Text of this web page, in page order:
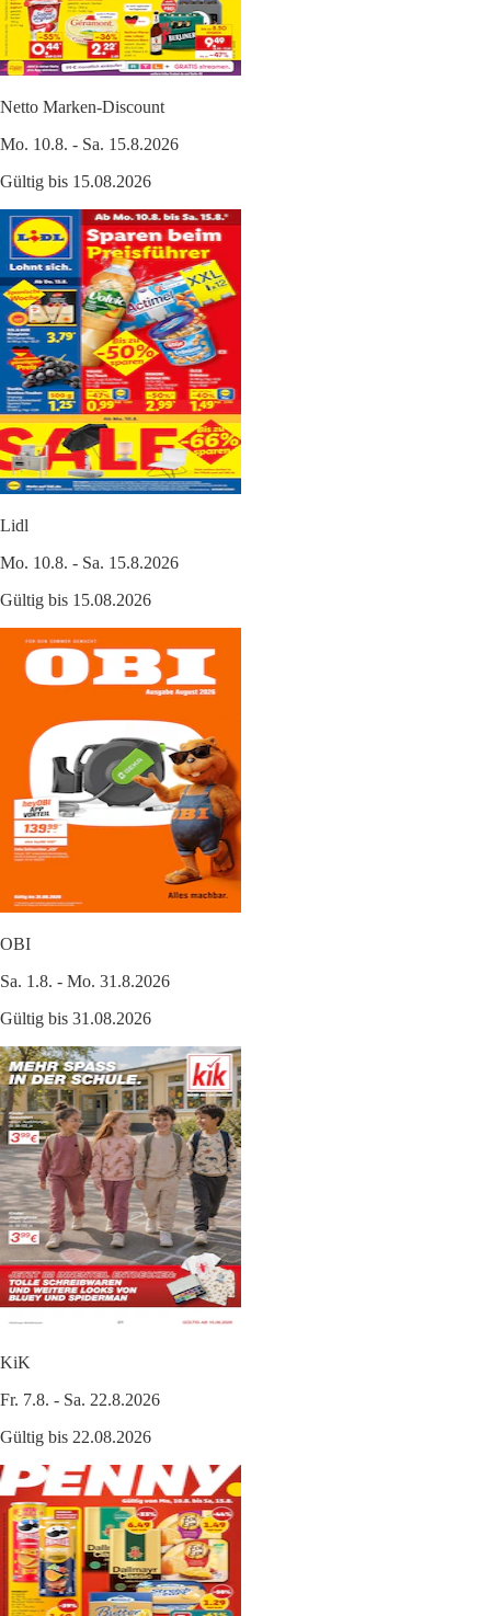
Netto Marken-Discount
Mo. 10.8. - Sa. 15.8.2026
Gültig bis 15.08.2026
Lidl
Mo. 10.8. - Sa. 15.8.2026
Gültig bis 15.08.2026
OBI
Sa. 1.8. - Mo. 31.8.2026
Gültig bis 31.08.2026
KiK
Fr. 7.8. - Sa. 22.8.2026
Gültig bis 22.08.2026